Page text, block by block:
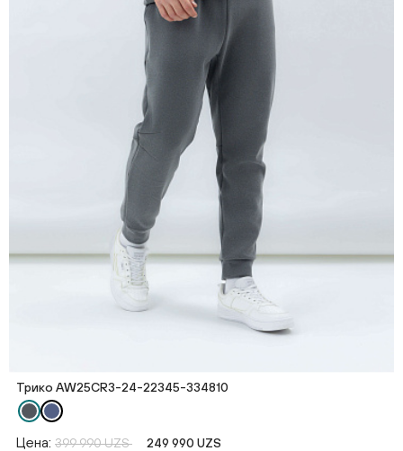
Трико AW25CR3-24-22345-334810
Цена: 399 990 UZS 249 990 UZS